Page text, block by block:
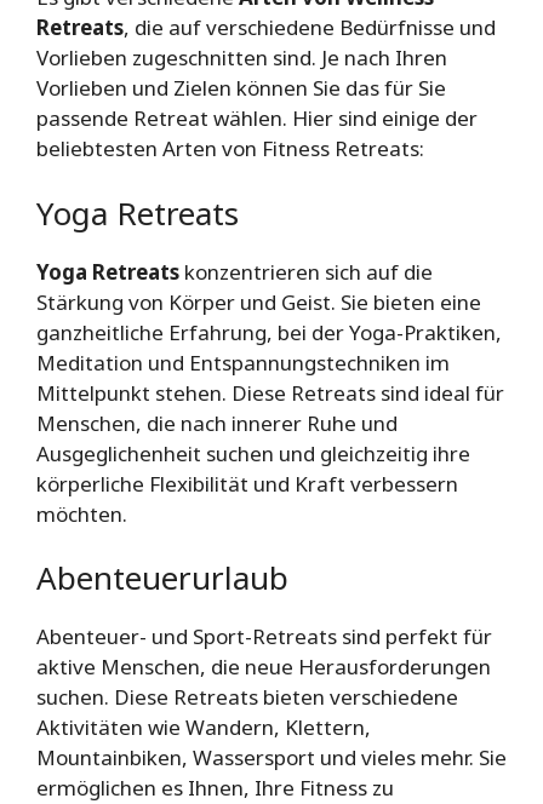
Retreats, die auf verschiedene Bedürfnisse und
Vorlieben zugeschnitten sind. Je nach Ihren
Vorlieben und Zielen können Sie das für Sie
passende Retreat wählen. Hier sind einige der
beliebtesten Arten von Fitness Retreats:
Yoga Retreats
Yoga Retreats konzentrieren sich auf die
Stärkung von Körper und Geist. Sie bieten eine
ganzheitliche Erfahrung, bei der Yoga-Praktiken,
Meditation und Entspannungstechniken im
Mittelpunkt stehen. Diese Retreats sind ideal für
Menschen, die nach innerer Ruhe und
Ausgeglichenheit suchen und gleichzeitig ihre
körperliche Flexibilität und Kraft verbessern
möchten.
Abenteuerurlaub
Abenteuer- und Sport-Retreats sind perfekt für
aktive Menschen, die neue Herausforderungen
suchen. Diese Retreats bieten verschiedene
Aktivitäten wie Wandern, Klettern,
Mountainbiken, Wassersport und vieles mehr. Sie
ermöglichen es Ihnen, Ihre Fitness zu